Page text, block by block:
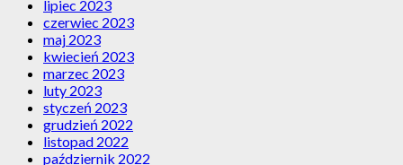
lipiec 2023
czerwiec 2023
maj 2023
kwiecień 2023
marzec 2023
luty 2023
styczeń 2023
grudzień 2022
listopad 2022
październik 2022